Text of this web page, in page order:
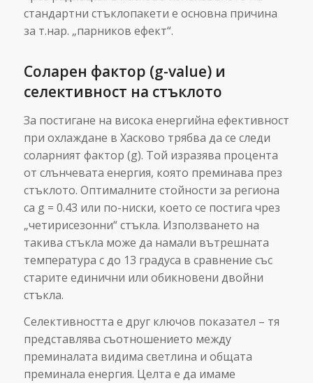
стандартни стъклопакети е основна причина
за т.нар. „парников ефект“.
Соларен фактор (g-value) и
селективност на стъклото
За постигане на висока енергийна ефективност
при охлаждане в Хасково трябва да се следи
соларният фактор (g). Той изразява процента
от слънчевата енергия, която преминава през
стъклото. Оптималните стойности за региона
са g = 0.43 или по-ниски, което се постига чрез
„четирисезонни“ стъкла. Използването на
такива стъкла може да намали вътрешната
температура с до 13 градуса в сравнение със
старите единични или обикновени двойни
стъкла.
Селективността е друг ключов показател – тя
представлява съотношението между
преминалата видима светлина и общата
преминала енергия. Целта е да имаме